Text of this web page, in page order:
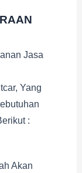
Jasa
Yang
:
Akan